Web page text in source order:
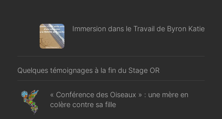
Immersion dans le Travail de Byron Katie
Quelques témoignages à la fin du Stage OR
« Conférence des Oiseaux » : une mère en
colère contre sa fille